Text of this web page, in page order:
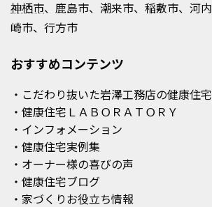
神栖市、鹿島市、潮来市、稲敷市、河
崎市、行方市
おすすめコンテンツ
・こだわり抜いた岩澤工務店の健康住宅
・健康住宅ＬＡＢＯＲＡＴＯＲＹ
・インフォメーション
・健康住宅実例集
・オーナー様の喜びの声
・健康住宅ブログ
・家づくりお役立ち情報